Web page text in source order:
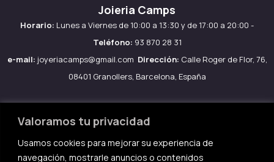
Valoramos tu privacidad
Usamos cookies para mejorar su experiencia de
navegación, mostrarle anuncios o contenidos
Joieria Camps
Horario: Lunes a Viernes de 10:00 a 13:30 y de 17:00 a 20:00 -
Teléfono: 93 870 28 31
e-mail: joyeriacamps@gmail.com Dirección: Calle Roger de Flor, 76,
08401 Granollers, Barcelona, España
Aviso legal